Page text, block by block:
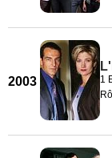
2003 1